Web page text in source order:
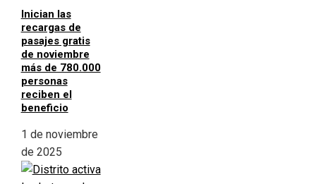
Inician las
recargas de
pasajes gratis
de noviembre
más de 780.000
personas
reciben el
beneficio
1 de noviembre
de 2025